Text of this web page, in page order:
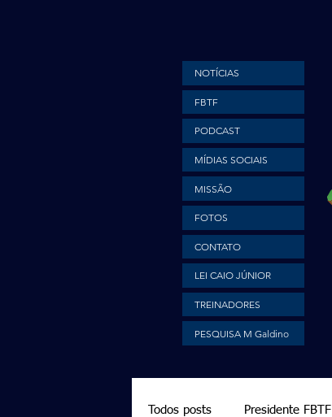
NOTÍCIAS
FBTF
PODCAST
MÍDIAS SOCIAIS
MISSÃO
FOTOS
CONTATO
LEI CAIO JÚNIOR
TREINADORES
PESQUISA M Galdino
Todos posts Presidente FBTF